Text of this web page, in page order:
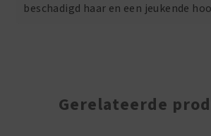
beschadigd haar en een jeukende
Gerelateerde